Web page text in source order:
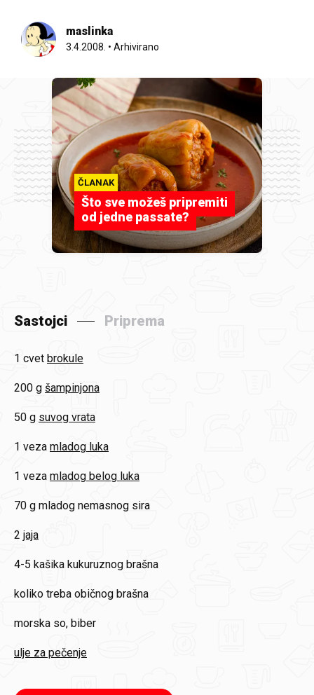
maslinka
3.4.2008. • Arhivirano
ČLANAK
Što sve možeš pripremiti
od jedne passate?
Sastojci Priprema
1 cvet brokule
200 g šampinjona
50 g suvog vrata
1 veza mladog luka
1 veza mladog belog luka
70 g mladog nemasnog sira
2 jaja
4-5 kašika kukuruznog brašna
koliko treba običnog brašna
morska so, biber
ulje za pečenje